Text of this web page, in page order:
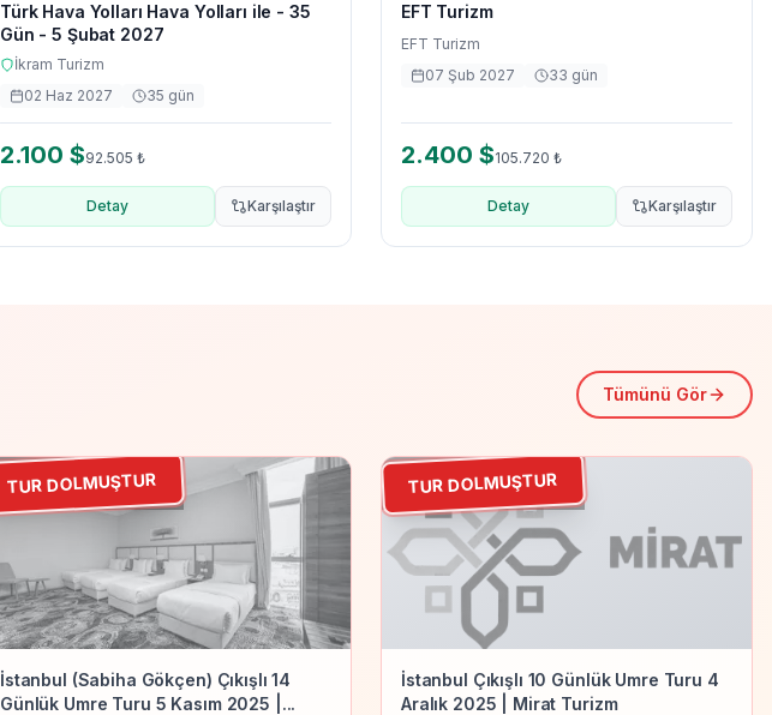
Türk Hava Yolları Hava Yolları ile - 35
Gün - 5 Şubat 2027
İkram Turizm
02 Haz 2027
35 gün
2.100 $92.505 ₺
Detay Karşılaştır
EFT Turizm
EFT Turizm
07 Şub 2027
33 gün
2.400 $105.720 ₺
Detay Karşılaştır
Tümünü Gör
TUR DOLMUŞTUR
Ekonomik Umre
İstanbul (Sabiha Gökçen) Çıkışlı 14
Günlük Umre Turu 5 Kasım 2025 |...
TUR DOLMUŞTUR
Ekonomik Umre
İstanbul Çıkışlı 10 Günlük Umre Turu 4
Aralık 2025 | Mirat Turizm